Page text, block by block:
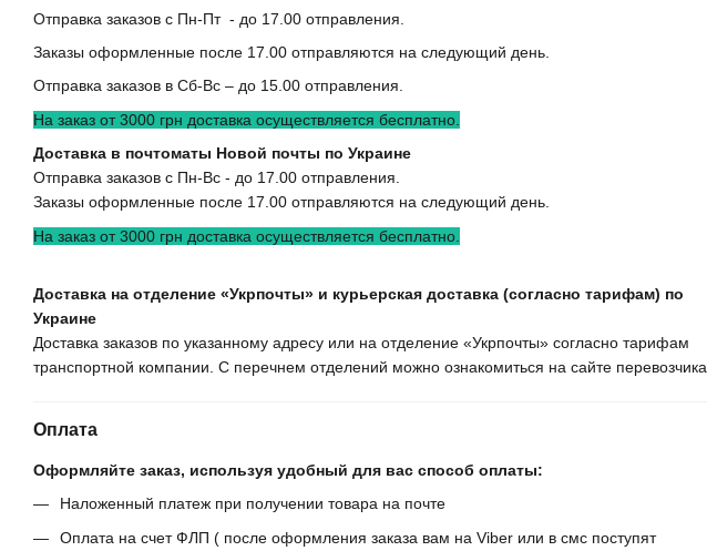
Отправка заказов с Пн-Пт - до 17.00 отправления.
Заказы оформленные после 17.00 отправляются на следующий день.
Отправка заказов в Сб-Вс – до 15.00 отправления.
На заказ от 3000 грн доставка осуществляется бесплатно.
Доставка в почтоматы Новой почты по Украине
Отправка заказов с Пн-Вс - до 17.00 отправления.
Заказы оформленные после 17.00 отправляются на следующий день.
На заказ от 3000 грн доставка осуществляется бесплатно.
Доставка на отделение «Укрпочты» и курьерская доставка (согласно тарифам) по
Украине
Доставка заказов по указанному адресу или на отделение «Укрпочты» согласно тарифам
транспортной компании. С перечнем отделений можно ознакомиться на сайте перевозчика.
Оплата
Оформляйте заказ, используя удобный для вас способ оплаты:
Наложенный платеж при получении товара на почте
Оплата на счет ФЛП ( после оформления заказа вам на Viber или в смс поступят